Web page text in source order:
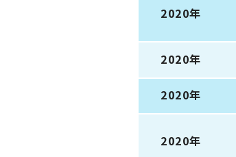
2020年
2020年
2020年
2020年